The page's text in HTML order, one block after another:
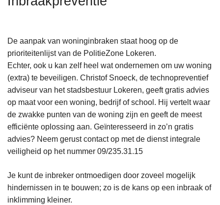
De aanpak van woninginbraken staat hoog op de
prioriteitenlijst van de PolitieZone Lokeren.
Echter, ook u kan zelf heel wat ondernemen om uw woning
(extra) te beveiligen. Christof Snoeck, de technopreventief
adviseur van het stadsbestuur Lokeren, geeft gratis advies
op maat voor een woning, bedrijf of school. Hij vertelt waar
de zwakke punten van de woning zijn en geeft de meest
efficiënte oplossing aan. Geïnteresseerd in zo’n gratis
advies? Neem gerust contact op met de dienst integrale
veiligheid op het nummer 09/235.31.15
Je kunt de inbreker ontmoedigen door zoveel mogelijk
hindernissen in te bouwen; zo is de kans op een inbraak of
inklimming kleiner.